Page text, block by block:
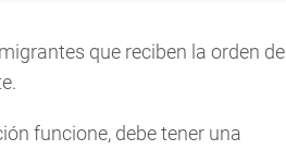
que reciben la orden de
funcione, debe tener una